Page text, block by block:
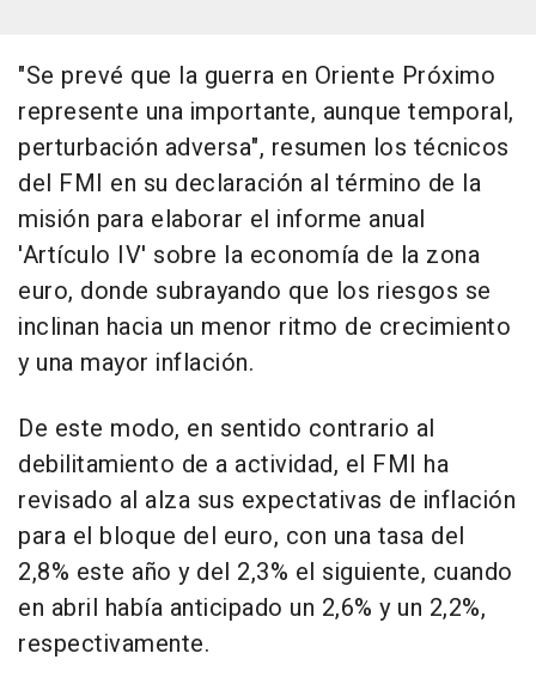
"Se prevé que la guerra en Oriente Próximo
represente una importante, aunque temporal,
perturbación adversa", resumen los técnicos
del FMI en su declaración al término de la
misión para elaborar el informe anual
'Artículo IV' sobre la economía de la zona
euro, donde subrayando que los riesgos se
inclinan hacia un menor ritmo de crecimiento
y una mayor inflación.
De este modo, en sentido contrario al
debilitamiento de a actividad, el FMI ha
revisado al alza sus expectativas de inflación
para el bloque del euro, con una tasa del
2,8% este año y del 2,3% el siguiente, cuando
en abril había anticipado un 2,6% y un 2,2%,
respectivamente.